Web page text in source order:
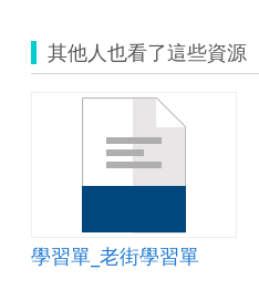
其他人也看了這些資源
學習單_老街學習單